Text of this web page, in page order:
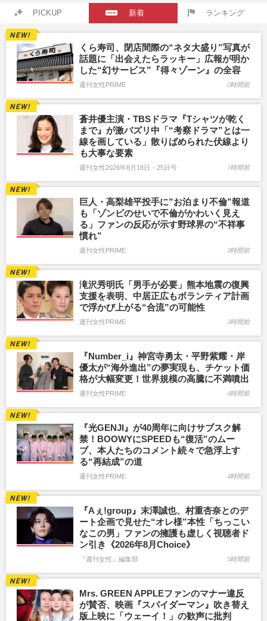
PICKUP 新着 ランキング
くら寿司、閉店間際の“ネタ大盛り”写真が
話題に「出会えたらラッキー」広報が明か
した“幻サービス”『得々ゾーン』の全容
週刊女性PRIME 0時間前
蒼井優主演・TBSドラマ『Tシャツが乾く
まで』が激バズリ中「“考察ドラマ”とは一
線を画している」散りばめられた伏線より
も大事な要素
週刊女性2026年8月18日・25日号 1時間前
巨人・高梨雄平投手に”お泊まり不倫”報道
も「ゾンビのせいで不倫がかわいく見え
る」ファンの反応が示す野球界の“不祥事
慣れ”
週刊女性PRIME 3時間前
滝沢秀明氏「男手が必要」熊本地震の復興
支援を表明、中居正広もボランティア計画
で浮かび上がる“合流”の可能性
週刊女性PRIME 3時間前
『Number_i』神宮寺勇太・平野紫耀・岸
優太が“海外進出”の夢実現も、チケット価
格が大幅変更！世界規模の高騰に不満噴出
週刊女性PRIME 4時間前
『光GENJI』が40周年に向けサブスク解
禁！BOOWYにSPEEDも“復活”のムー
ブ、本人たちのコメント続々で急浮上す
る“再結成”の道
週刊女性PRIME 4時間前
『Aぇ!group』末澤誠也、村重杏奈とのデ
ート企画で見せた“オレ様”本性「ちっこい
なこの男」ファンの擁護も虚しく視聴者ド
ン引き《2026年8月Choice》
『週刊女性』編集部 5時間前
Mrs. GREEN APPLEファンのマナー違反
が賛否、映画『スパイダーマン』吹き替え
版上映に「ウェーイ！」の歓声に批判